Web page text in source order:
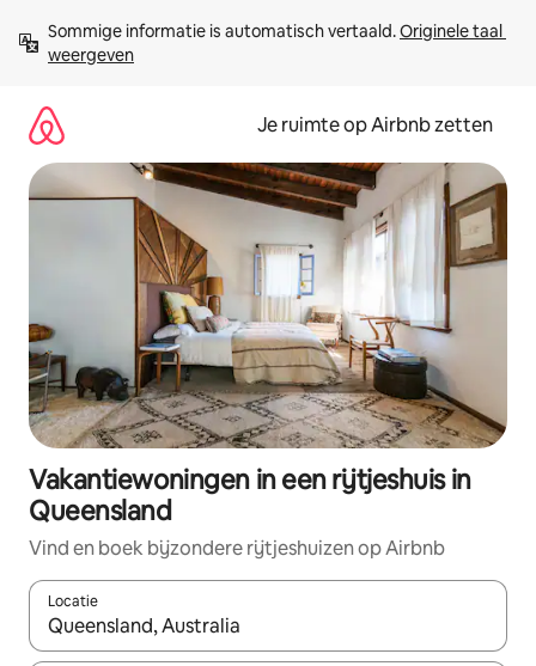
direct
naar
Sommige informatie is automatisch vertaald. Originele taal
weergeven
Je ruimte op Airbnb zetten
Vakantiewoningen in een rijtjeshuis in
Queensland
Vind en boek bijzondere rijtjeshuizen op Airbnb
Locatie
Wanneer er suggesties beschikbaar zijn, maak je een keuze